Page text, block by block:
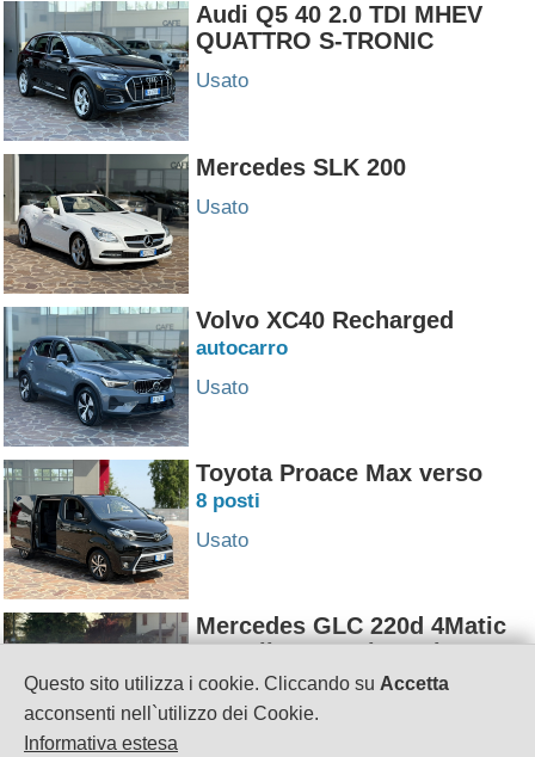
Questo sito utilizza i cookie. Cliccando su Accetta
acconsenti nell`utilizzo dei Cookie.
Informativa estesa
Audi Q5 40 2.0 TDI MHEV
QUATTRO S-TRONIC
Usato
Mercedes SLK 200
Usato
Volvo XC40 Recharged
autocarro
Usato
Toyota Proace Max verso
8 posti
Usato
Mercedes GLC 220d 4Matic
AMG line Premium Plus
Usato